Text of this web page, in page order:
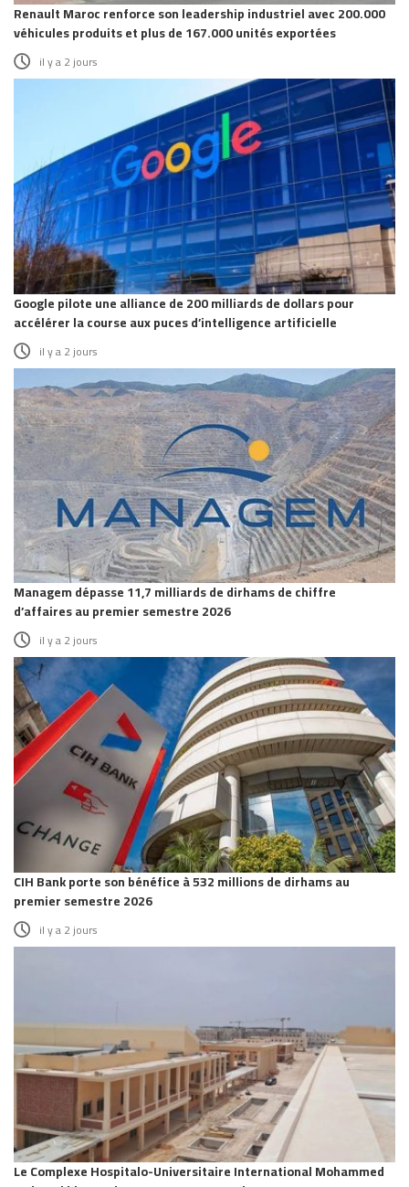
Renault Maroc renforce son leadership industriel avec 200.000
véhicules produits et plus de 167.000 unités exportées
il y a 2 jours
Google pilote une alliance de 200 milliards de dollars pour
accélérer la course aux puces d’intelligence artificielle
il y a 2 jours
Managem dépasse 11,7 milliards de dirhams de chiffre
d’affaires au premier semestre 2026
il y a 2 jours
CIH Bank porte son bénéfice à 532 millions de dirhams au
premier semestre 2026
il y a 2 jours
Le Complexe Hospitalo-Universitaire International Mohammed